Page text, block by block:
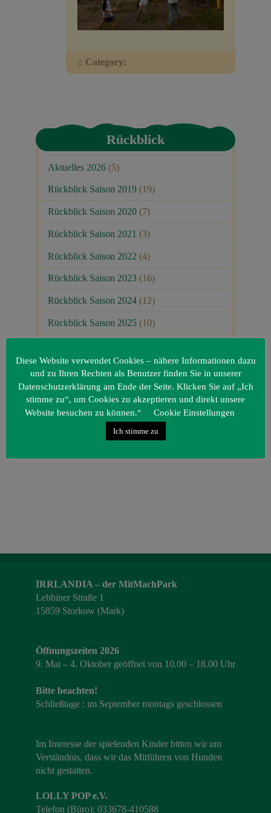
Veranstaltungen
Category:
Rückblick
Aktuelles 2026 (5)
Rückblick Saison 2019 (19)
Rückblick Saison 2020 (7)
Rückblick Saison 2021 (3)
Rückblick Saison 2022 (4)
Rückblick Saison 2023 (16)
Rückblick Saison 2024 (12)
Rückblick Saison 2025 (10)
IRRLANDIA – der MitMachPark
Lebbiner Straße 1
15859 Storkow (Mark)
Öffnungszeiten 2026
9. Mai – 4. Oktober geöffnet von 10.00 – 18.00 Uhr
Bitte beachten!
Schließtage : im September montags geschlossen
Im Interesse der spielenden Kinder bitten wir um
Verständnis, dass wir das Mitführen von Hunden
nicht gestatten.
LOLLY POP e.V.
Telefon (Büro): 033678-410588
Diese Website verwendet Cookies – nähere Informationen dazu
und zu Ihren Rechten als Benutzer finden Sie in unserer
Datenschutzerklärung am Ende der Seite. Klicken Sie auf „Ich
stimme zu“, um Cookies zu akzeptieren und direkt unsere
Website besuchen zu können.“
Cookie Einstellungen
Ich stimme zu